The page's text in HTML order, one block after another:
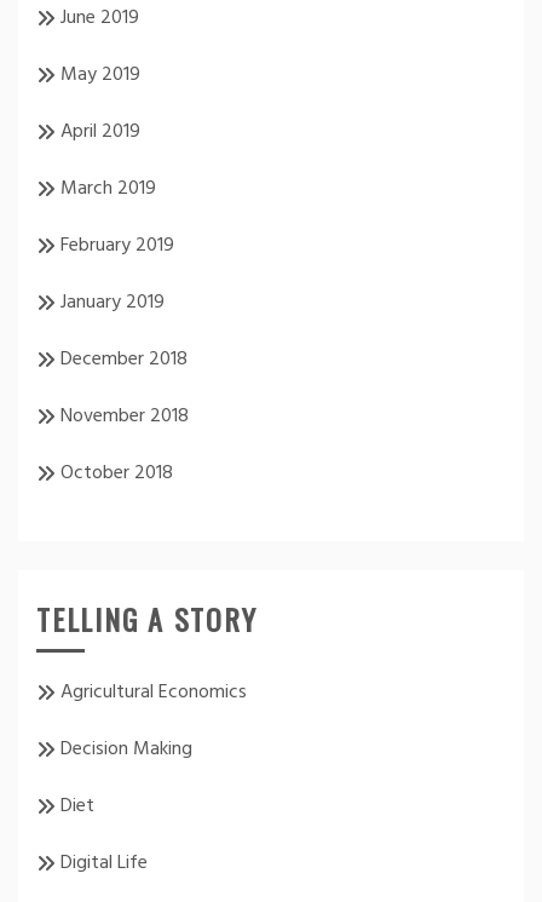
June 2019
May 2019
April 2019
March 2019
February 2019
January 2019
December 2018
November 2018
October 2018
TELLING A STORY
Agricultural Economics
Decision Making
Diet
Digital Life